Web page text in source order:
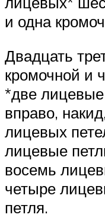
и одна
Двадцать
кромочной и
*две лицевые
вправо,
лицевых
лицевые
восемь
четыре
петля.